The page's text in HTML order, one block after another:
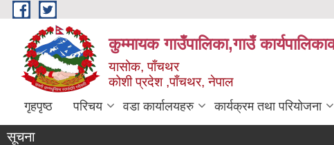
Skip to main content
कुम्मायक गाउँपालिका,गाउँ
यासोक, पाँचथर
कोशी प्रदेश ,पाँचथर, नेपाल
गृहपृष्ठ परिचय वडा कार्यालयहरु कार्यक्रम तथा परियोजना
सूचना